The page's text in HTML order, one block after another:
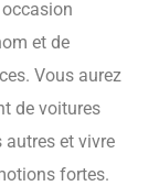
et de
Vous aurez
de voitures
et vivre
fortes.